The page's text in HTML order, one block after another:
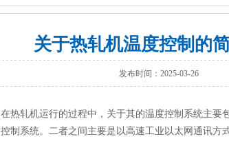
关于热轧机温度控制的
发布时间：2025-03-26
热轧机运行的过程中，关于其的温度控制系统主要
制系统。二者之间主要是以高速工业以太网通讯方